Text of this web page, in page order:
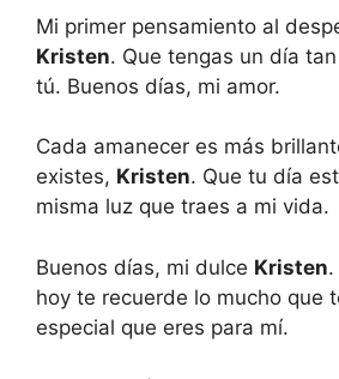
Mi primer pensamiento al
Kristen. Que tengas un día
tú. Buenos días, mi amor.
Cada amanecer es más
existes, Kristen. Que tu día
misma luz que traes a mi vida.
Buenos días, mi dulce Kristen
hoy te recuerde lo mucho que
especial que eres para mí.